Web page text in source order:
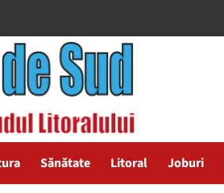
Sănătate Litoral Joburi